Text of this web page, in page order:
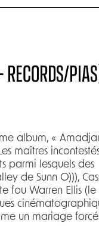
album, «
maîtres
parmi lesquels des
de Sunn O))),
fou Warren Ellis
un mariage